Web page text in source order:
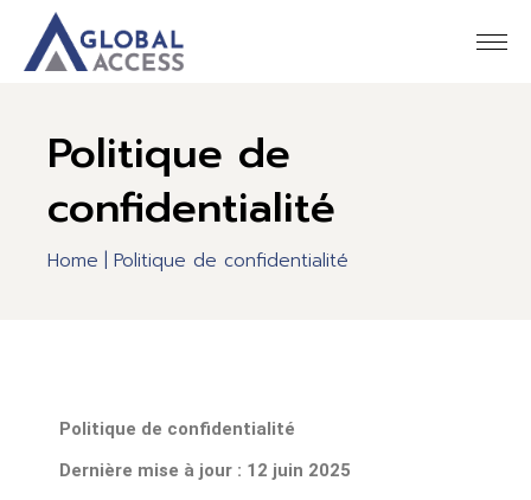
Politique de
confidentialité
Home Politique de confidentialité
Politique de confidentialité
Dernière mise à jour : 12 juin 2025